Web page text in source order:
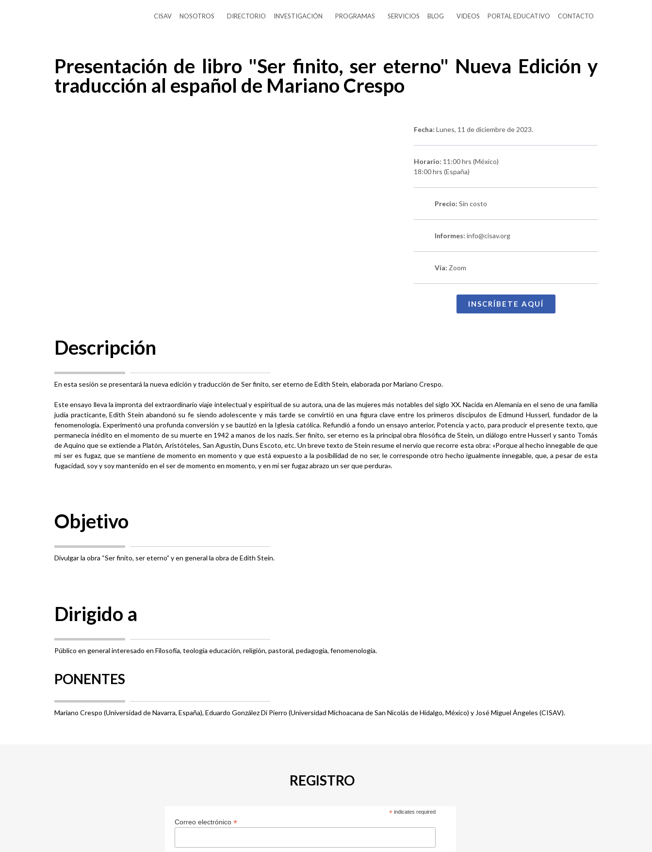
CISAV NOSOTROS DIRECTORIO INVESTIGACIÓN PROGRAMAS SERVICIOS BLOG VIDEOS PORTAL EDUCATIVO CONTACTO
Presentación de libro "Ser finito, ser eterno" Nueva Edición y
traducción al español de Mariano Crespo
Fecha: Lunes, 11 de diciembre de 2023.
Horario: 11:00 hrs (México)
18:00 hrs (España)
Precio: Sin costo
Informes: info@cisav.org
Vía: Zoom
INSCRÍBETE AQUÍ
Descripción
En esta sesión se presentará la nueva edición y traducción de Ser finito, ser eterno de Edith Stein, elaborada por Mariano Crespo.
Este ensayo lleva la impronta del extraordinario viaje intelectual y espiritual de su autora, una de las mujeres más notables del siglo XX. Nacida en Alemania en el seno de una familia
judía practicante, Edith Stein abandonó su fe siendo adolescente y más tarde se convirtió en una figura clave entre los primeros discípulos de Edmund Husserl, fundador de la
fenomenología. Experimentó una profunda conversión y se bautizó en la Iglesia católica. Refundió a fondo un ensayo anterior, Potencia y acto, para producir el presente texto, que
permanecía inédito en el momento de su muerte en 1942 a manos de los nazis. Ser finito, ser eterno es la principal obra filosófica de Stein, un diálogo entre Husserl y santo Tomás
de Aquino que se extiende a Platón, Aristóteles, San Agustín, Duns Escoto, etc. Un breve texto de Stein resume el nervio que recorre esta obra: «Porque al hecho innegable de que
mi ser es fugaz, que se mantiene de momento en momento y que está expuesto a la posibilidad de no ser, le corresponde otro hecho igualmente innegable, que, a pesar de esta
fugacidad, soy y soy mantenido en el ser de momento en momento, y en mi ser fugaz abrazo un ser que perdura».
Objetivo
Divulgar la obra “Ser finito, ser eterno” y en general la obra de Edith Stein.
Dirigido a
Público en general interesado en Filosofía, teología educación, religión, pastoral, pedagogía, fenomenología.
PONENTES
Mariano Crespo (Universidad de Navarra, España), Eduardo González Di Pierro (Universidad Michoacana de San Nicolás de Hidalgo, México) y José Miguel Ángeles (CISAV).
REGISTRO
*indicates required
Correo electrónico *